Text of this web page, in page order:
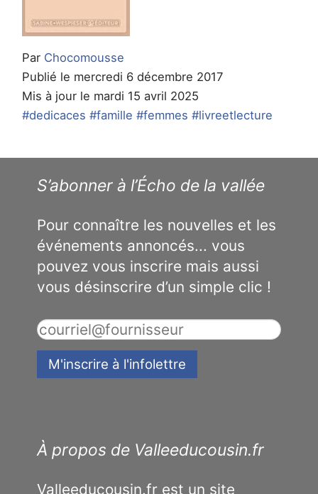
Par Chocomousse
Publié le mercredi 6 décembre 2017
Mis à jour le mardi 15 avril 2025
#dedicaces #famille #femmes #livreetlecture
S’abonner à l’Écho de la vallée
Pour connaître les nouvelles et les
événements annoncés... vous
pouvez vous inscrire mais aussi
vous désinscrire d’un simple clic !
À propos de Valleeducousin.fr
Valleeducousin.fr est un site